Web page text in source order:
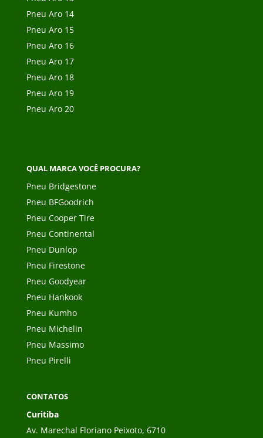
Pneu Aro 14
Pneu Aro 15
Pneu Aro 16
Pneu Aro 17
Pneu Aro 18
Pneu Aro 19
Pneu Aro 20
QUAL MARCA VOCÊ PROCURA?
Pneu Bridgestone
Pneu BFGoodrich
Pneu Cooper Tire
Pneu Continental
Pneu Dunlop
Pneu Firestone
Pneu Goodyear
Pneu Hankook
Pneu Kumho
Pneu Michelin
Pneu Massimo
Pneu Pirelli
CONTATOS
Curitiba
Av. Marechal Floriano Peixoto, 6710